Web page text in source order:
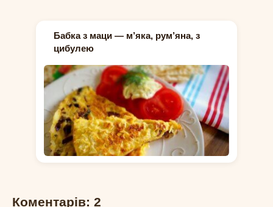
Бабка з маци — м’яка, рум’яна, з
цибулею
Коментарів: 2